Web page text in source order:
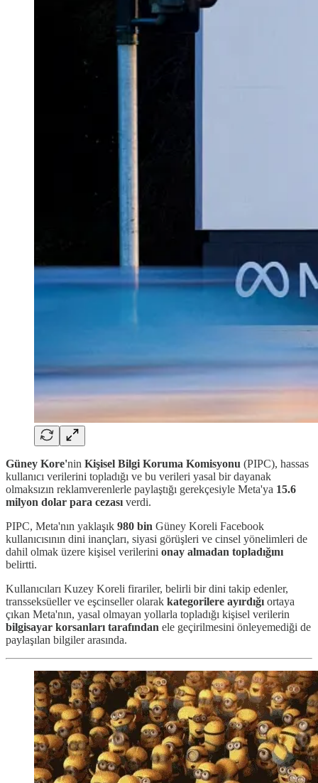
Güney Kore'nin Kişisel Bilgi Koruma Komisyonu (PIPC), hassas
kullanıcı verilerini topladığı ve bu verileri yasal bir dayanak
olmaksızın reklamverenlerle paylaştığı gerekçesiyle Meta'ya 15.6
milyon dolar para cezası verdi.
PIPC, Meta'nın yaklaşık 980 bin Güney Koreli Facebook
kullanıcısının dini inançları, siyasi görüşleri ve cinsel yönelimleri de
dahil olmak üzere kişisel verilerini onay almadan topladığını
belirtti.
Kullanıcıları Kuzey Koreli firariler, belirli bir dini takip edenler,
transseksüeller ve eşcinseller olarak kategorilere ayırdığı ortaya
çıkan Meta'nın, yasal olmayan yollarla topladığı kişisel verilerin
bilgisayar korsanları tarafından ele geçirilmesini önleyemediği de
paylaşılan bilgiler arasında.